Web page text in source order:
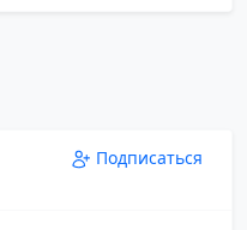
Подписаться